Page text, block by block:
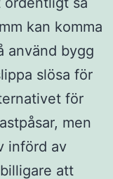
kan komma
använd bygg
slösa för
för
men
införd av
att